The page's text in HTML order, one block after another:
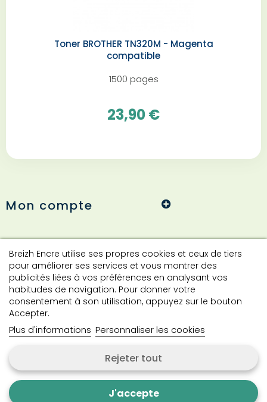
Breizh Encre utilise ses propres cookies et ceux de tiers
pour améliorer ses services et vous montrer des
publicités liées à vos préférences en analysant vos
habitudes de navigation. Pour donner votre
consentement à son utilisation, appuyez sur le bouton
Accepter.
Plus d'informations Personnaliser les cookies
Rejeter tout
J'accepte
Toner BROTHER TN320M - Magenta
compatible
1500 pages
23,90 €
Mon compte
Informations
Contact
Contactez-nous
Copyright © 2024 Breizh Encre. Tous droits réservés.